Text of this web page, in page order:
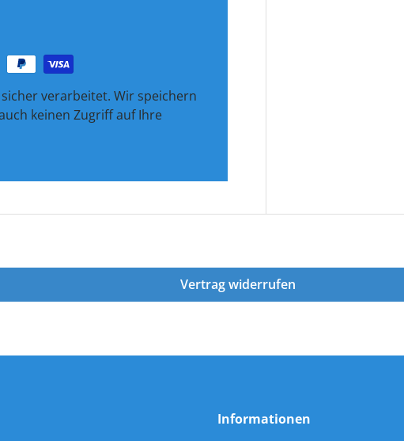
verarbeitet. Wir speichern
keinen Zugriff auf Ihre
Vertrag widerrufen
Informationen